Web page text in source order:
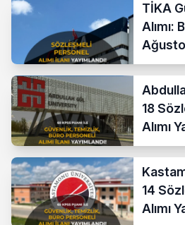
TİKA
Alımı:
18
Alımı
14
Alımı